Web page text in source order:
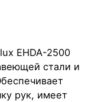
EHDA-2500
стали и
рук, имеет